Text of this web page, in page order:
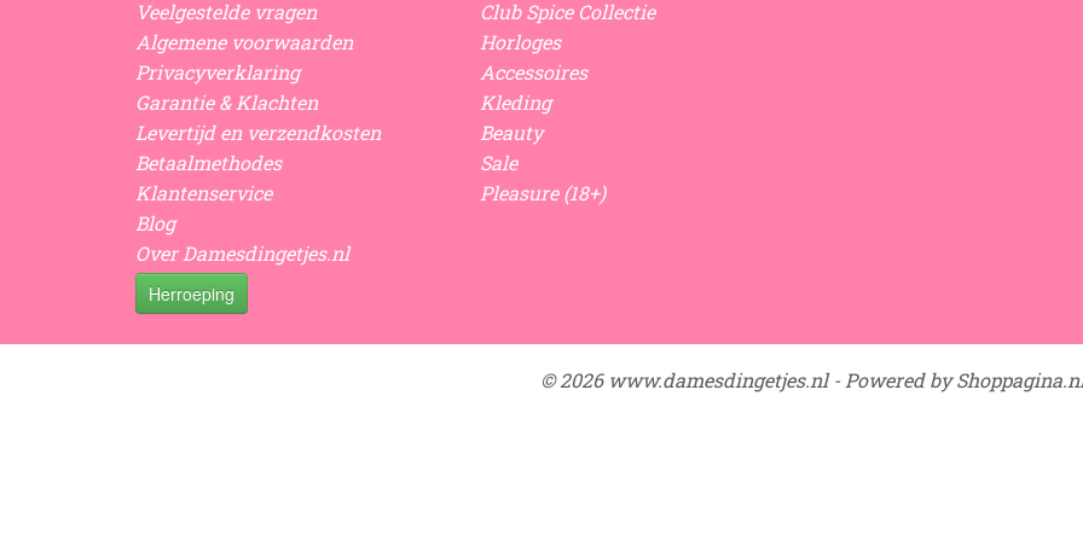
Veelgestelde vragen
Algemene voorwaarden
Privacyverklaring
Garantie & Klachten
Levertijd en verzendkosten
Betaalmethodes
Klantenservice
Blog
Over Damesdingetjes.nl
Herroeping
Club Spice Collectie
Horloges
Accessoires
Kleding
Beauty
Sale
Pleasure (18+)
© 2026 www.damesdingetjes.nl - Powered by